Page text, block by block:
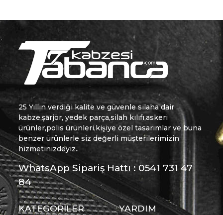
25 Yıllın verdiği kalite ve güvenle silaha dair
kabze,şarjör, yedek parça,silah kılıfı,askeri
ürünler,polis ürünleri,kişiye özel tasarımlar ve buna
benzer ürünlerle siz değerli müşterilerimizin
hizmetinizdeyiz..
WhatsApp Sipariş Hattı : 0541 731 47
84
KATEGORİLER YARDIM